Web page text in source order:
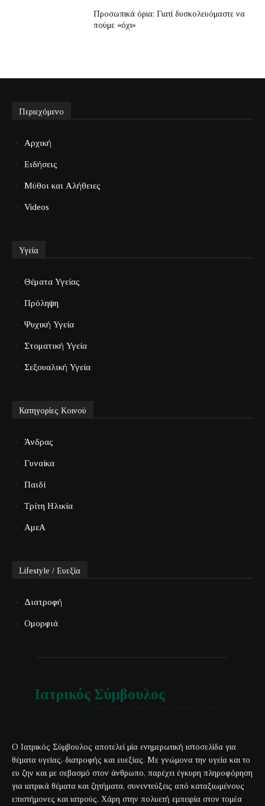
Προσωπικά όρια: Γιατί δυσκολευόμαστε να
πούμε «όχι»
Περιεχόμενο
Αρχική
Ειδήσεις
Μύθοι και Αλήθειες
Videos
Υγεία
Θέματα Υγείας
Πρόληψη
Ψυχική Υγεία
Στοματική Υγεία
Σεξουαλική Υγεία
Κατηγορίες Κοινού
Άνδρας
Γυναίκα
Παιδί
Τρίτη Ηλικία
ΑμεΑ
Lifestyle / Ευεξία
Διατροφή
Ομορφιά
Ιατρικός Σύμβουλος
Ο Ιατρικός Σύμβουλος αποτελεί μία ενημερωτική ιστοσελίδα για
θέματα υγείας, διατροφής και ευεξίας. Με γνώμονα την υγεία και το
ευ ζην και με σεβασμό στον άνθρωπο, παρέχει έγκυρη πληροφόρηση
για ιατρικά θέματα και ζητήματα, συνεντεύξεις από καταξιωμένους
επιστήμονες και ιατρούς. Χάρη στην πολυετή εμπειρία στον τομέα